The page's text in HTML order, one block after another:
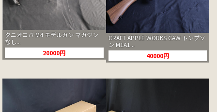
タニオコバ M4 モデルガン マガジン
なし...
20000円
CRAFT APPLE WORKS CAW トンプソ
ン M1A1...
40000円